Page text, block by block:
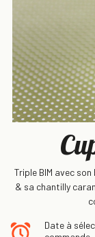
Triple BIM avec
& sa chantilly
Date à